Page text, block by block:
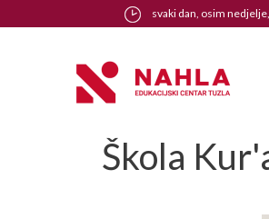
svaki dan, osim
Škola